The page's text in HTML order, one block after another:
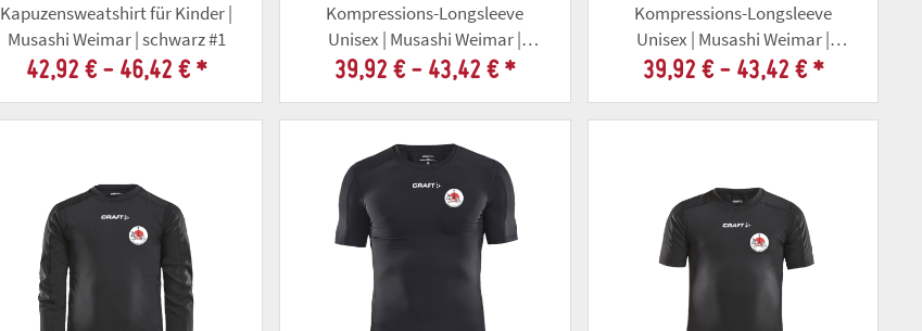
Kapuzensweatshirt für Kinder |
Musashi Weimar | schwarz #1
42,92 € - 46,42 € *
Kompressions-Longsleeve
Unisex | Musashi Weimar |
schwarz
39,92 € - 43,42 € *
Kompressions-Longsleeve
Unisex | Musashi Weimar |
weiss
39,92 € - 43,42 € *